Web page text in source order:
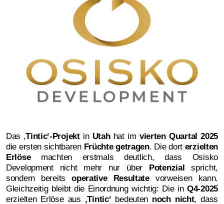
Das ‚Tintic‘-Projektin Utahhat im vierten Quartal 2025
die ersten sichtbaren Früchte getragen. Die dort erzielten
Erlösemachten erstmals deutlich, dass Osisko
Development nicht mehr nur über Potenzial spricht,
sondern bereitsoperative Resultatevorweisen kann.
Gleichzeitig bleibt die Einordnung wichtig: Die inQ4-2025
erzielten Erlöse aus ‚Tintic‘ bedeuten noch nicht, dass